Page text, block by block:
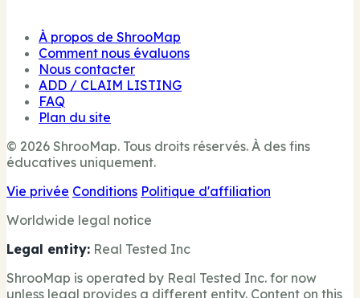
À propos de ShrooMap
Comment nous évaluons
Nous contacter
ADD / CLAIM LISTING
FAQ
Plan du site
© 2026 ShrooMap. Tous droits réservés. À des fins
éducatives uniquement.
Vie privée Conditions Politique d'affiliation
Worldwide legal notice
Legal entity: Real Tested Inc
ShrooMap is operated by Real Tested Inc. for now
unless legal provides a different entity. Content on this